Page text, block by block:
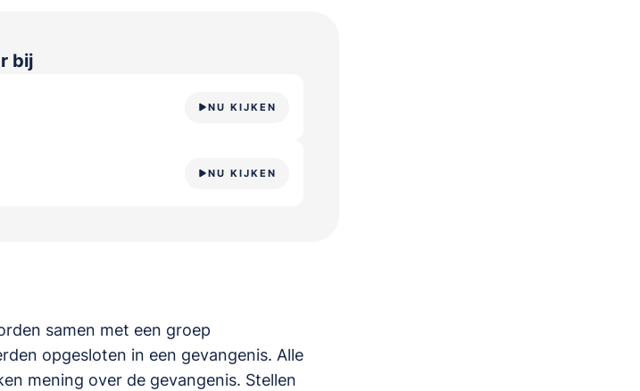
bij
NU KIJKEN
NU KIJKEN
samen met een groep
opgesloten in een gevangenis. Alle
mening over de gevangenis. Stellen